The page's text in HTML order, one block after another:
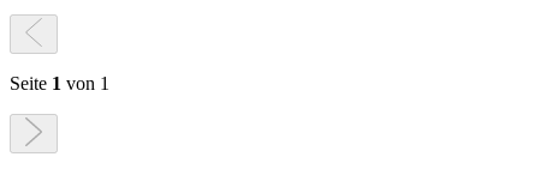
Seite 1 von 1